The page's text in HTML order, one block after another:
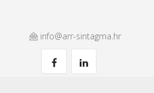
info@arr-sintagma.hr